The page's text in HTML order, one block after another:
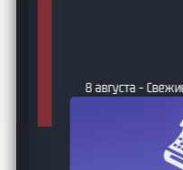
8 августа –